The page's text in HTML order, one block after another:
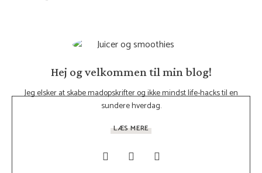
Hej og velkommen til min blog!
Jeg elsker at skabe madopskrifter og ikke mindst life-hacks til en
sundere hverdag.
LÆS MERE